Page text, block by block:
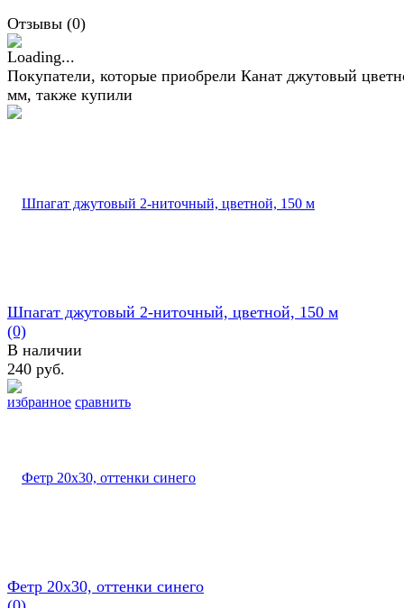
Отзывы (0)
Покупатели, которые приобрели Канат джутовый
мм, также купили
избранное сравнить
Шпагат джутовый 2-ниточный, цветной, 150 м
(0)
В наличии
240 руб.
Фетр 20х30, оттенки синего